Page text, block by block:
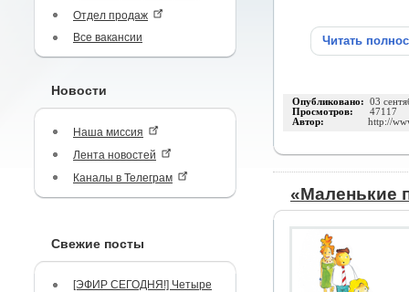
Отдел продаж
Все вакансии
Новости
Наша миссия
Лента новостей
Каналы в Телеграм
Свежие посты
[ЭФИР СЕГОДНЯ!] Четыре
Читать
Опубликовано: 03
Просмотров: 47117
Автор: http://
«Маленькие